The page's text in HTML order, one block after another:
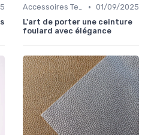
Accessoires Tendance • 01/09/2025
L'art de porter une ceinture
foulard avec élégance